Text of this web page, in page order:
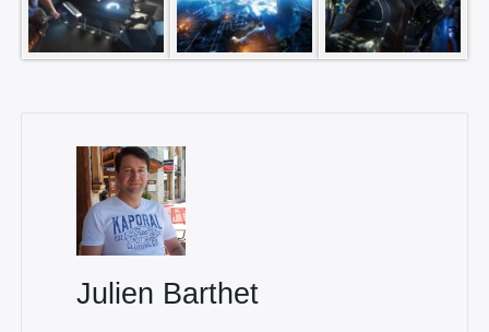
Julien Barthet